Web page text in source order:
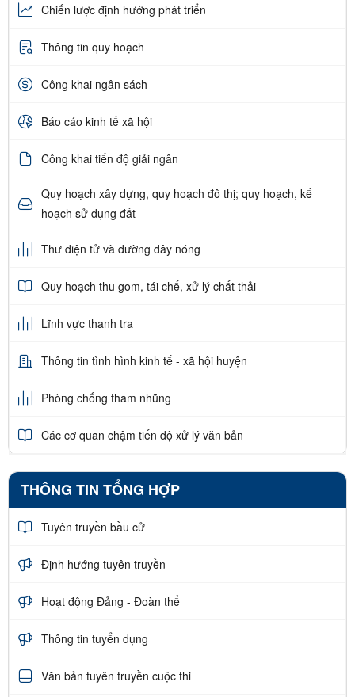
Chiến lược định hướng phát triển
Thông tin quy hoạch
Công khai ngân sách
Báo cáo kinh tế xã hội
Công khai tiến độ giải ngân
Quy hoạch xây dựng, quy hoạch đô thị; quy hoạch, kế
hoạch sử dụng đất
Thư điện tử và đường dây nóng
Quy hoạch thu gom, tái chế, xử lý chất thải
Lĩnh vực thanh tra
Thông tin tình hình kinh tế - xã hội huyện
Phòng chống tham nhũng
Các cơ quan chậm tiến độ xử lý văn bản
THÔNG TIN TỔNG HỢP
Tuyên truyền bầu cử
Định hướng tuyên truyền
Hoạt động Đảng - Đoàn thể
Thông tin tuyển dụng
Văn bản tuyên truyền cuộc thi